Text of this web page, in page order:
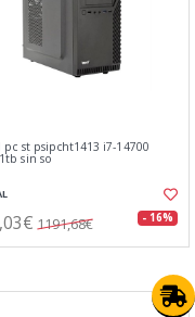
pc st psipcht1413 i7-14700
sin so
1191,68€ - 16%